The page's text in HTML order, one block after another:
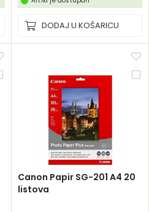
DODAJ U KOŠARICU
Canon Papir SG-201 A4 20
listova